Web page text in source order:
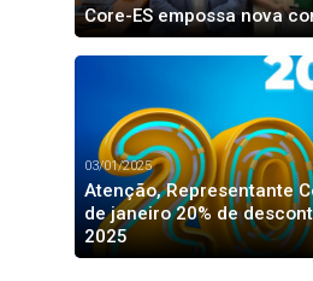
Core-ES empossa nova
03/01/2025
Atenção, Representante
de janeiro 20% de
2025